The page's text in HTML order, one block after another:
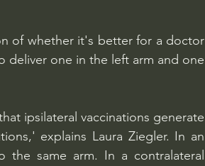
of whether it's better for a doctor
deliver one in the left arm and one
ipsilateral vaccinations generate
explains Laura Ziegler. In an
the same arm. In a contralateral